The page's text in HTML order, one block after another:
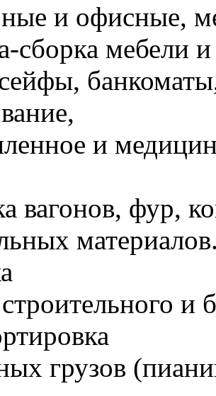
и офисные,
сборка мебели
и
вагонов, фур,
и
грузов